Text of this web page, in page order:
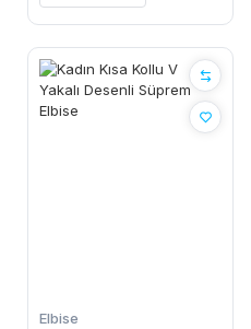
Elbise